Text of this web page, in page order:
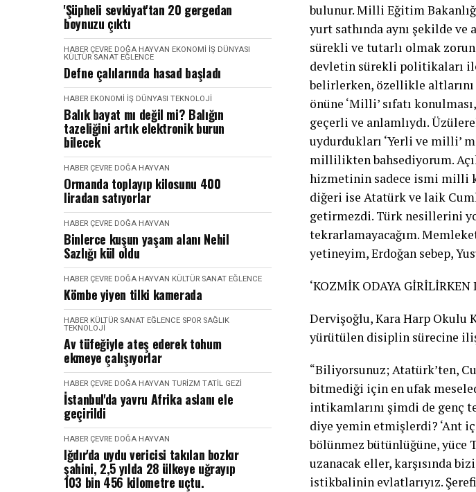
'Şüpheli sevkiyat'tan 20 gergedan
boynuzu çıktı
HABER ÇEVRE DOĞA HAYVAN EKONOMI İŞ DÜNYASI
KÜLTÜR SANAT EĞLENCE
Defne çalılarında hasad başladı
HABER EKONOMI İŞ DÜNYASI TEKNOLOJI
Balık bayat mı değil mi? Balığın
tazeliğini artık elektronik burun
bilecek
HABER ÇEVRE DOĞA HAYVAN
Ormanda toplayıp kilosunu 400
liradan satıyorlar
HABER ÇEVRE DOĞA HAYVAN
Binlerce kuşun yaşam alanı Nehil
Sazlığı kül oldu
HABER ÇEVRE DOĞA HAYVAN KÜLTÜR SANAT EĞLENCE
Kömbe yiyen tilki kamerada
HABER KÜLTÜR SANAT EĞLENCE SPOR SAĞLIK
TEKNOLOJI
Av tüfeğiyle ateş ederek tohum
ekmeye çalışıyorlar
HABER ÇEVRE DOĞA HAYVAN TURIZM TATIL GEZI
İstanbul'da yavru Afrika aslanı ele
geçirildi
HABER ÇEVRE DOĞA HAYVAN
Iğdır'da uydu vericisi takılan bozkır
şahini, 2,5 yılda 28 ülkeye uğrayıp
103 bin 456 kilometre uçtu.
bulunur. Milli Eğitim
yurt sathında aynı şekilde
sürekli ve tutarlı olmak
devletin sürekli politikaları
belirlerken, özellikle
önüne ‘Milli’ sıfatı
geçerli ve anlamlıydı.
uydurdukları ‘Yerli ve milli’
millilikten bahsediyorum.
hizmetinin sadece ismi milli
diğeri ise Atatürk ve laik
getirmezdi. Türk nesillerini
tekrarlamayacağım.
yetineyim, Erdoğan sebep,
‘KOZMİK ODAYA
Dervişoğlu, Kara Harp Okulu
yürütülen disiplin sürecine
“Biliyorsunuz; Atatürk’ten,
bitmediği için en ufak
intikamlarını şimdi de genç
diye yemin etmişlerdi? ‘Ant
bölünmez bütünlüğüne, yüce
uzanacak eller, karşısında
istikbalinin evlatlarıyız.